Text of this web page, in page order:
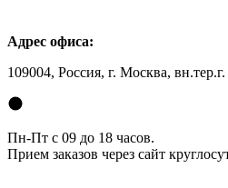
Адрес офиса:
109004, Россия, г. Москва,
Пн-Пт с 09 до 18 часов.
Прием заказов через сайт